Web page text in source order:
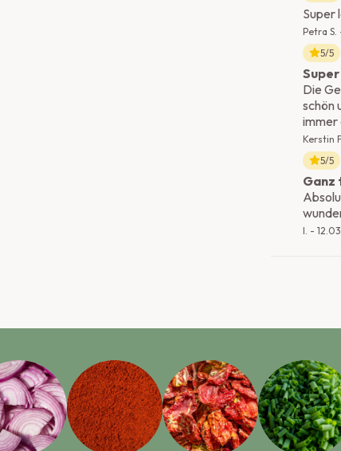
Super
Petra S.
5/5
Die
schön
immer
Kerstin
5/5
Ganz
I. -